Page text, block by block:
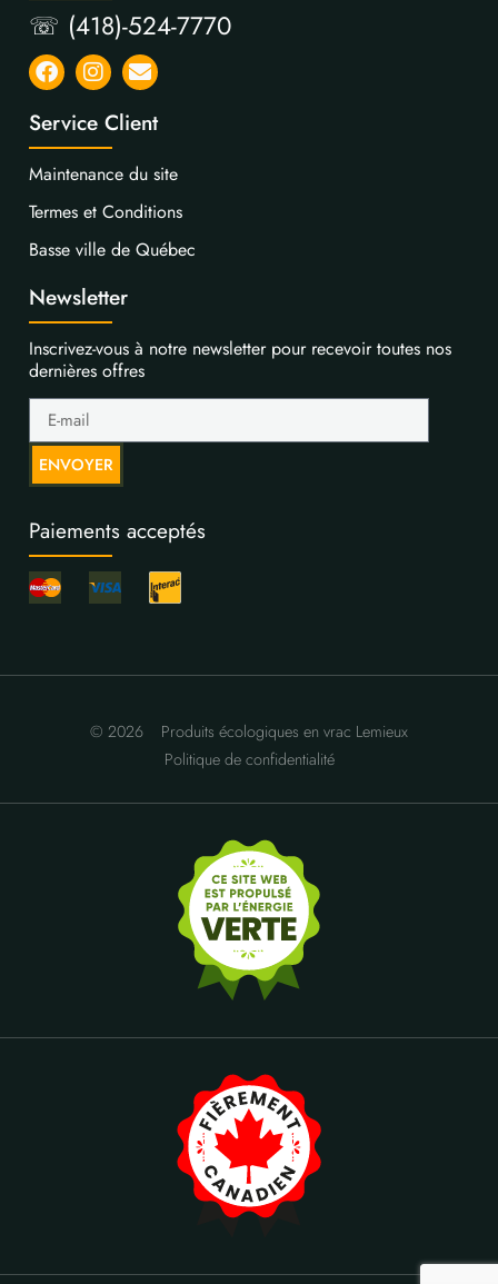
☏ (418)-524-7770
Service Client
Maintenance du site
Termes et Conditions
Basse ville de Québec
Newsletter
Inscrivez-vous à notre newsletter pour recevoir toutes nos
dernières offres
ENVOYER
Paiements acceptés
© 2026
Produits écologiques en vrac Lemieux
Politique de confidentialité